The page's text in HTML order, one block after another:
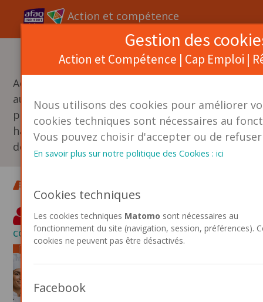
Action et compétence
Assistance
Signalement Maintien
Action et Compétence
au service de la
personne
handicapée et
de l'entreprise.
Je me connecte|Je n'ai pas encore de
compte
Gestion des
Action et Compétence | Cap Emploi |
Nous utilisons des cookies pour améliorer
cookies techniques sont nécessaires au
Vous pouvez choisir d'accepter ou de
En savoir plus sur notre politique des Cookies : ici
Cookies techniques
Les cookies techniques Matomo sont nécessaires au
fonctionnement du site (navigation, session, préférences).
cookies ne peuvent pas être désactivés.
Facebook